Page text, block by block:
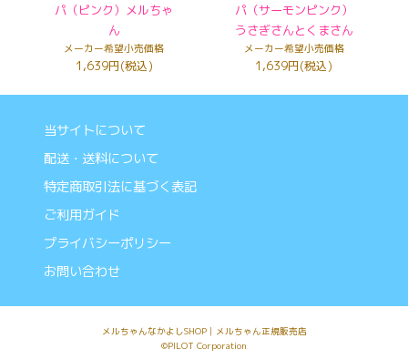
パ（ピンク）メルちゃ
ん
メーカー希望小売価格
1,639円(税込)
パ（サーモンピンク）
うさぎさんとくまさん
メーカー希望小売価格
1,639円(税込)
当サイトについて
配送・送料について
特定商取引法に基づく表記
ご利用ガイド
プライバシーポリシー
お問い合わせ
メルちゃんなかよしSHOP│メルちゃん正規販売店
©PILOT Corporation